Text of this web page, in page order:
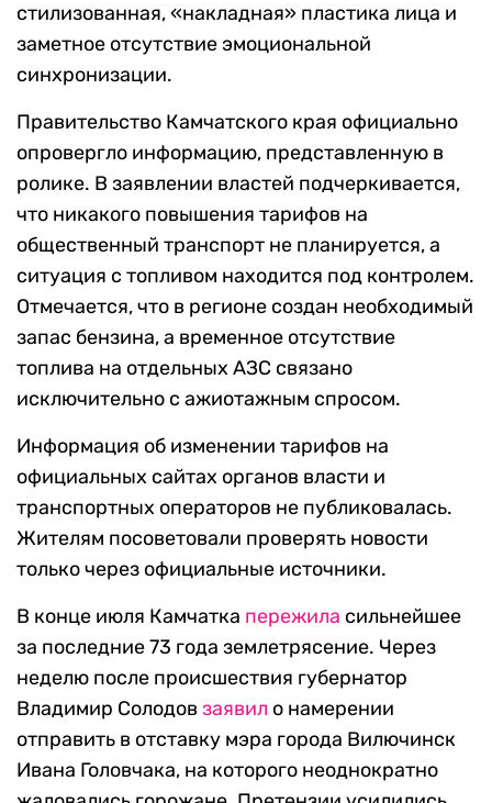
стилизованная, «накладная» пластика лица и
заметное отсутствие эмоциональной
синхронизации.
Правительство Камчатского края официально
опровергло информацию, представленную в
ролике. В заявлении властей подчеркивается,
что никакого повышения тарифов на
общественный транспорт не планируется, а
ситуация с топливом находится под контролем.
Отмечается, что в регионе создан необходимый
запас бензина, а временное отсутствие
топлива на отдельных АЗС связано
исключительно с ажиотажным спросом.
Информация об изменении тарифов на
официальных сайтах органов власти и
транспортных операторов не публиковалась.
Жителям посоветовали проверять новости
только через официальные источники.
В конце июля Камчатка пережила сильнейшее
за последние 73 года землетрясение. Через
неделю после происшествия губернатор
Владимир Солодов заявил о намерении
отправить в отставку мэра города Вилючинск
Ивана Головчака, на которого неоднократно